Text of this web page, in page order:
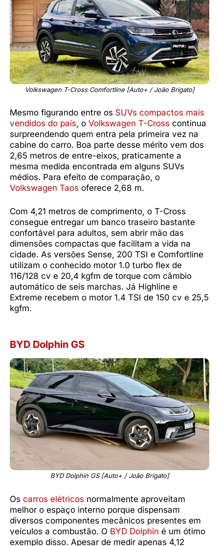
Volkswagen T-Cross Comfortline [Auto+ / João Brigato]
Mesmo figurando entre os SUVs compactos mais
vendidos do país, o Volkswagen T-Cross continua
surpreendendo quem entra pela primeira vez na
cabine do carro. Boa parte desse mérito vem dos
2,65 metros de entre-eixos, praticamente a
mesma medida encontrada em alguns SUVs
médios. Para efeito de comparação, o
Volkswagen Taos oferece 2,68 m.
Com 4,21 metros de comprimento, o T-Cross
consegue entregar um banco traseiro bastante
confortável para adultos, sem abrir mão das
dimensões compactas que facilitam a vida na
cidade. As versões Sense, 200 TSI e Comfortline
utilizam o conhecido motor 1.0 turbo flex de
116/128 cv e 20,4 kgfm de torque com câmbio
automático de seis marchas. Já Highline e
Extreme recebem o motor 1.4 TSI de 150 cv e 25,5
kgfm.
BYD Dolphin GS
BYD Dolphin GS [Auto+ / João Brigato]
Os carros elétricos normalmente aproveitam
melhor o espaço interno porque dispensam
diversos componentes mecânicos presentes em
veículos a combustão. O BYD Dolphin é um ótimo
exemplo disso. Apesar de medir apenas 4,12